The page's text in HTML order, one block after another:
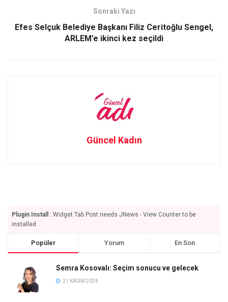
Sonraki Yazı
Efes Selçuk Belediye Başkanı Filiz Ceritoğlu Sengel,
ARLEM’e ikinci kez seçildi
Güncel Kadın
Plugin Install
: Widget Tab Post needs JNews - View Counter to be
installed
Popüler Yorum En Son
Semra Kosovalı: Seçim sonucu ve gelecek
21 KASIM 2024